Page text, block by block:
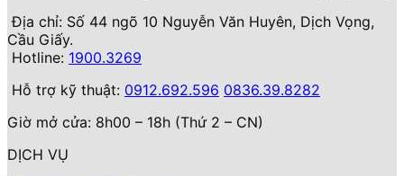
Địa chỉ: Số 44 ngõ 10 Nguyễn Văn Huyên, Dịch Vọng,
Cầu Giấy.
Hotline: 1900.3269
Hỗ trợ kỹ thuật: 0912.692.596 0836.39.8282
Giờ mở cửa: 8h00 – 18h (Thứ 2 – CN)
DỊCH VỤ